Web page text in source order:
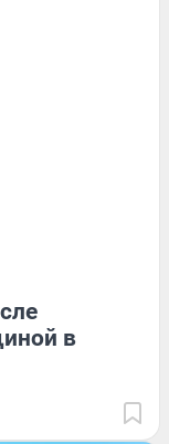
в